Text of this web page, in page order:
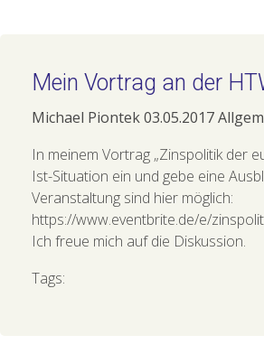
Mein Vortrag an der
Michael Piontek03.05.2017
In meinem Vortrag „Zinspolitik der
Ist-Situation ein und gebe eine
Veranstaltung sind hier möglich:
https://www.eventbrite.de/e/
Ich freue mich auf die Diskussion.
Tags: